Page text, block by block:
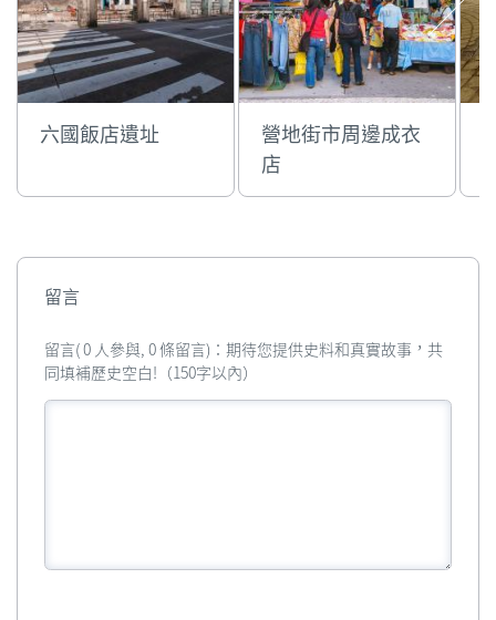
六國飯店遺址
營地街市周邊成衣
店
留言
留言( 0 人參與, 0 條留言)：期待您提供史料和真實故事，共
同填補歷史空白!（150字以內）